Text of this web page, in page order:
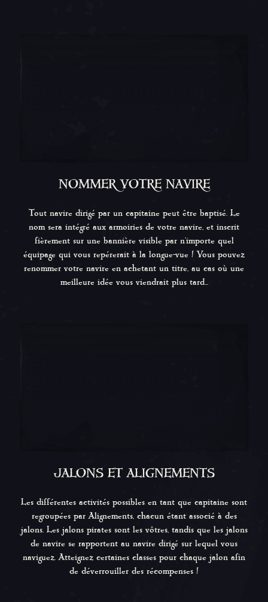
NOMMER VOTRE NAVIRE
Tout navire dirigé par un capitaine peut être baptisé. Le
nom sera intégré aux armoiries de votre navire, et inscrit
fièrement sur une bannière visible par n'importe quel
équipage qui vous repérerait à la longue-vue ! Vous pouvez
renommer votre navire en achetant un titre, au cas où une
meilleure idée vous viendrait plus tard...
JALONS ET ALIGNEMENTS
Les différentes activités possibles en tant que capitaine sont
regroupées par Alignements, chacun étant associé à des
jalons. Les jalons pirates sont les vôtres, tandis que les jalons
de navire se rapportent au navire dirigé sur lequel vous
naviguez. Atteignez certaines classes pour chaque jalon afin
de déverrouiller des récompenses !